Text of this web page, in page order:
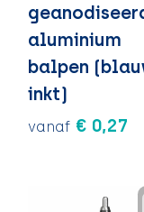
aluminium
balpen
inkt)
vanaf € 0,27